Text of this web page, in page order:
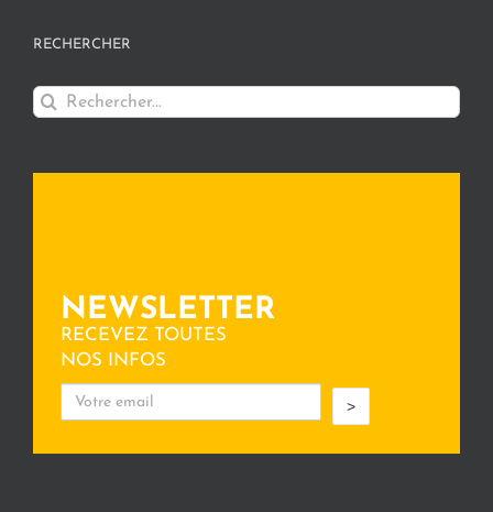
RECHERCHER
Rechercher:
NEWSLETTER
RECEVEZ TOUTES
NOS INFOS
>